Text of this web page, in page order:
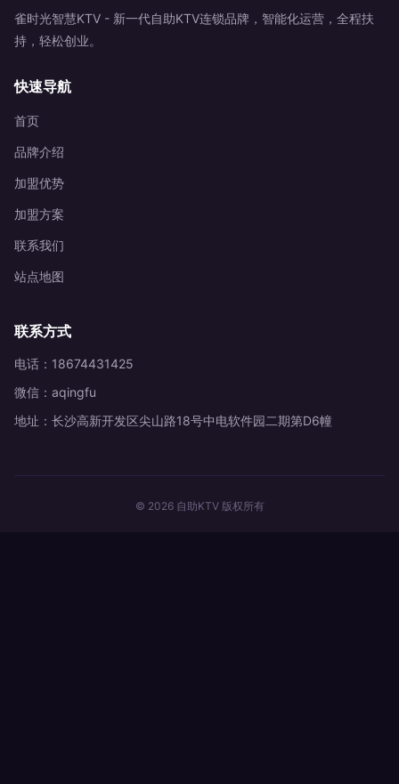
雀时光智慧KTV - 新一代自助KTV连锁品牌，智能化运营，全程扶
持，轻松创业。
快速导航
首页
品牌介绍
加盟优势
加盟方案
联系我们
站点地图
联系方式
电话：18674431425
微信：aqingfu
地址：长沙高新开发区尖山路18号中电软件园二期第D6幢
© 2026 自助KTV 版权所有